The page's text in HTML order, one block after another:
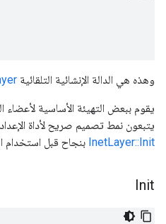
وهذه هي الدالة الإنشائية التلقائية
يقوم ببعض التهيئة الأساسية لأعضاء
يتبعون نمط تصميم صريح لأداة
InetLayer::Init بنجاح قبل استخدام
Init